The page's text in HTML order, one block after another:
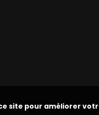
site pour améliorer